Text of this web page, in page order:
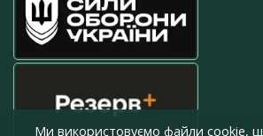
Ми використовуємо файли cookie,